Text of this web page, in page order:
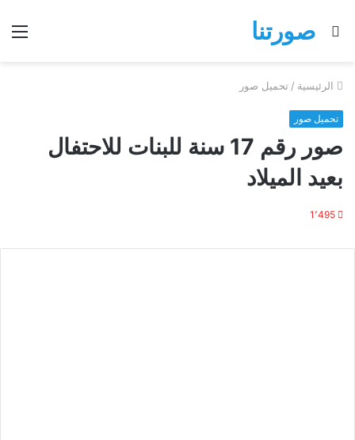
صورتنا
بحث
الرئيسية / تحميل صور
تحميل صور
صور رقم 17 سنة للبنات للاحتفال
بعيد الميلاد
1٬495